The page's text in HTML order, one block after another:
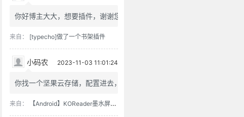
你好博主大大，想要插件，谢谢您
来自： [typecho]做了一个书架插件
小码农 2023-11-03 11:01:24
你找一个坚果云存储，配置进去，...
来自： 【Android】KOReader墨水屏用阅读器